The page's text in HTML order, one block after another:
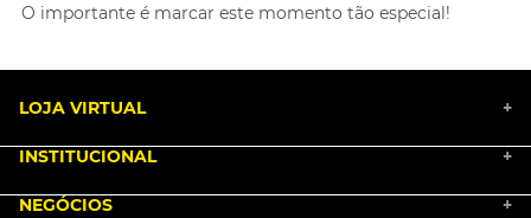
O importante é marcar este momento tão especial!
LOJA VIRTUAL +
INSTITUCIONAL +
NEGÓCIOS +